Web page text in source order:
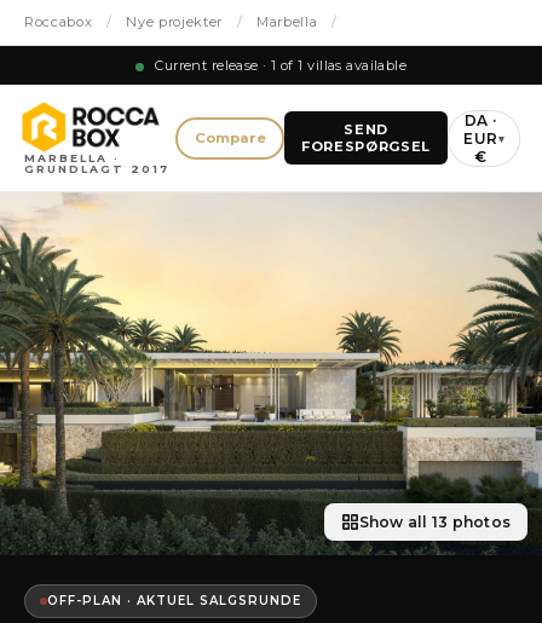
Roccabox / Nye projekter / Marbella /
Current release · 1 of 1 villas available
MARBELLA ·
GRUNDLAGT 2017
Compare
SEND
FORESPØRGSEL
DA ·
EUR
€
▾
Show all 13 photos
OFF-PLAN · AKTUEL SALGSRUNDE